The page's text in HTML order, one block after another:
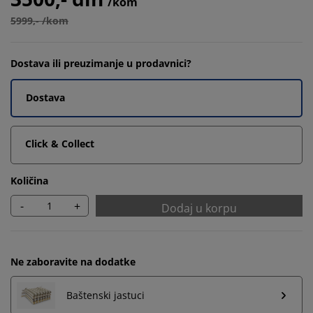
5999,- /kom
Dostava ili preuzimanje u prodavnici?
Dostava
Click & Collect
Količina
- + Dodaj u korpu
Ne zaboravite na dodatke
Baštenski jastuci